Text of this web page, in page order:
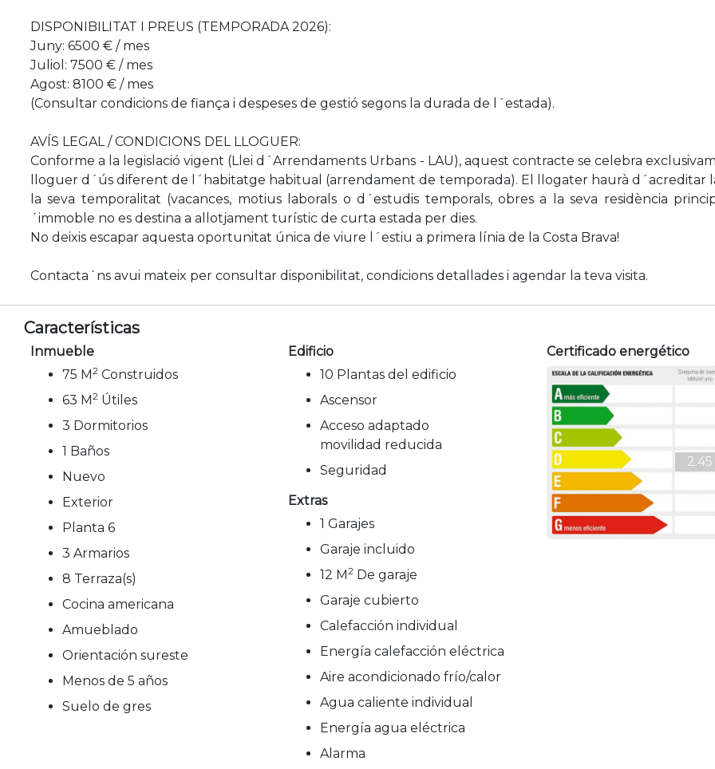
DISPONIBILITAT I PREUS (TEMPORADA 2026):
Juny: 6500 € / mes
Juliol: 7500 € / mes
Agost: 8100 € / mes
(Consultar condicions de fiança i despeses de gestió segons la durada de l´estada).
AVÍS LEGAL / CONDICIONS DEL LLOGUER:
Conforme a la legislació vigent (Llei d´Arrendaments Urbans - LAU), aquest contracte se celebra
lloguer d´ús diferent de l´habitatge habitual (arrendament de temporada). El llogater haurà d´acreditar
la seva temporalitat (vacances, motius laborals o d´estudis temporals, obres a la seva residència
´immoble no es destina a allotjament turístic de curta estada per dies.
No deixis escapar aquesta oportunitat única de viure l´estiu a primera línia de la Costa Brava!
Contacta´ns avui mateix per consultar disponibilitat, condicions detallades i agendar la teva visita.
Características
Inmueble
75 M2 Construidos
63 M2 Útiles
3 Dormitorios
1 Baños
Nuevo
Exterior
Planta 6
3 Armarios
8 Terraza(s)
Cocina americana
Amueblado
Orientación sureste
Menos de 5 años
Suelo de gres
Edificio
10 Plantas del edificio
Ascensor
Acceso adaptado
movilidad reducida
Seguridad
Extras
1 Garajes
Garaje incluido
12 M2 De garaje
Garaje cubierto
Calefacción individual
Energía calefacción eléctrica
Aire acondicionado frío/calor
Agua caliente individual
Energía agua eléctrica
Alarma
Certificado energético
2.45